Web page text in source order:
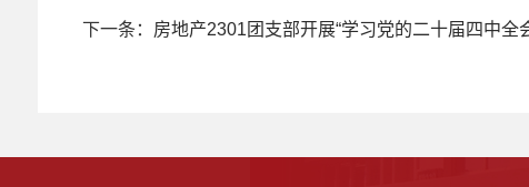
下一条： 房地产2301团支部开展“学习党的二十届四中